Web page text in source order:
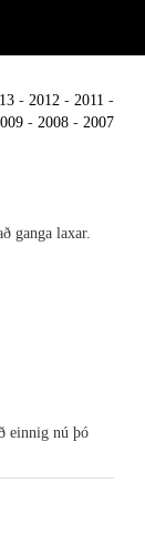
- 2012 - 2011 -
- 2008 - 2007
ganga laxar.
einnig nú þó